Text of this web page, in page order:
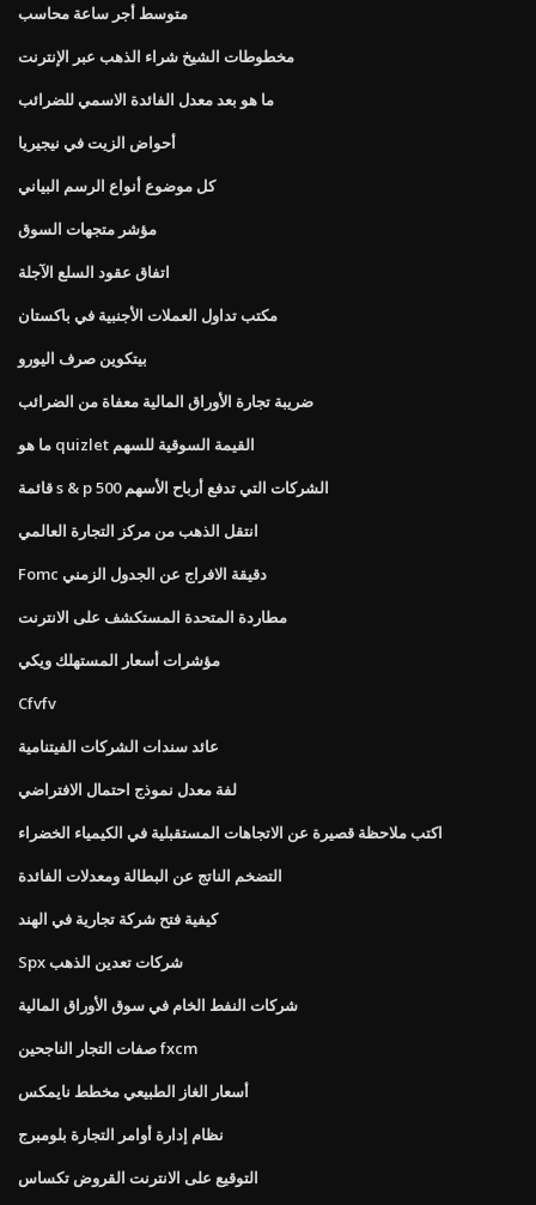
متوسط ​​أجر ساعة محاسب
مخطوطات الشيخ شراء الذهب عبر الإنترنت
ما هو بعد معدل الفائدة الاسمي للضرائب
أحواض الزيت في نيجيريا
كل موضوع أنواع الرسم البياني
مؤشر متجهات السوق
اتفاق عقود السلع الآجلة
مكتب تداول العملات الأجنبية في باكستان
بيتكوين صرف اليورو
ضريبة تجارة الأوراق المالية معفاة من الضرائب
ما هو quizlet القيمة السوقية للسهم
قائمة s & p 500 الشركات التي تدفع أرباح الأسهم
انتقل الذهب من مركز التجارة العالمي
Fomc دقيقة الافراج عن الجدول الزمني
مطاردة المتحدة المستكشف على الانترنت
مؤشرات أسعار المستهلك ويكي
Cfvfv
عائد سندات الشركات الفيتنامية
لفة معدل نموذج احتمال الافتراضي
اكتب ملاحظة قصيرة عن الاتجاهات المستقبلية في الكيمياء الخضراء
التضخم الناتج عن البطالة ومعدلات الفائدة
كيفية فتح شركة تجارية في الهند
Spx شركات تعدين الذهب
شركات النفط الخام في سوق الأوراق المالية
صفات التجار الناجحين fxcm
أسعار الغاز الطبيعي مخطط نايمكس
نظام إدارة أوامر التجارة بلومبرج
التوقيع على الانترنت القروض تكساس